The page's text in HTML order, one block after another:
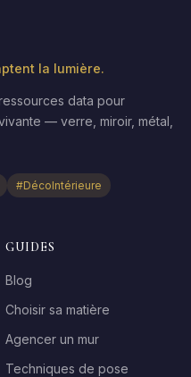
la lumière.
data pour
— verre, miroir, métal,
#DécoIntérieure
GUIDES
Blog
Choisir sa matière
Agencer un mur
Techniques de pose